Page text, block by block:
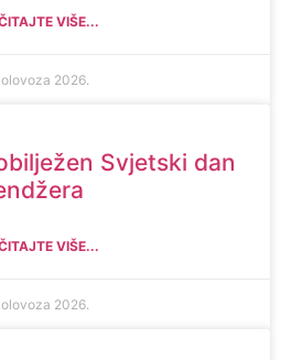
VIŠE...
2026.
Svjetski dan
VIŠE...
2026.